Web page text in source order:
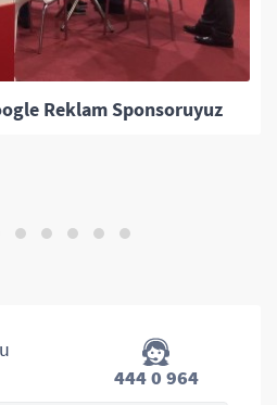
444 0 964